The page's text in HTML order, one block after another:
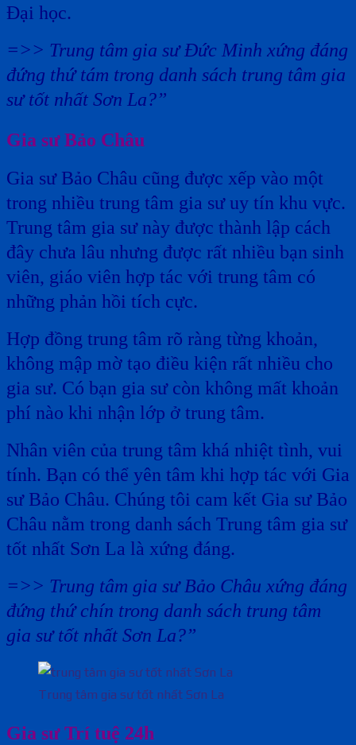
Đại học.
=>> Trung tâm gia sư Đức Minh xứng đáng
đứng thứ tám trong danh sách trung tâm gia
sư tốt nhất Sơn La?”
Gia sư Bảo Châu
Gia sư Bảo Châu cũng được xếp vào một
trong nhiều trung tâm gia sư uy tín khu vực.
Trung tâm gia sư này được thành lập cách
đây chưa lâu nhưng được rất nhiều bạn sinh
viên, giáo viên hợp tác với trung tâm có
những phản hồi tích cực.
Hợp đồng trung tâm rõ ràng từng khoản,
không mập mờ tạo điều kiện rất nhiều cho
gia sư. Có bạn gia sư còn không mất khoản
phí nào khi nhận lớp ở trung tâm.
Nhân viên của trung tâm khá nhiệt tình, vui
tính. Bạn có thể yên tâm khi hợp tác với Gia
sư Bảo Châu. Chúng tôi cam kết Gia sư Bảo
Châu nằm trong danh sách Trung tâm gia sư
tốt nhất Sơn La là xứng đáng.
=>> Trung tâm gia sư Bảo Châu xứng đáng
đứng thứ chín trong danh sách trung tâm
gia sư tốt nhất Sơn La?”
Trung tâm gia sư tốt nhất Sơn La
Gia sư Trí tuệ 24h